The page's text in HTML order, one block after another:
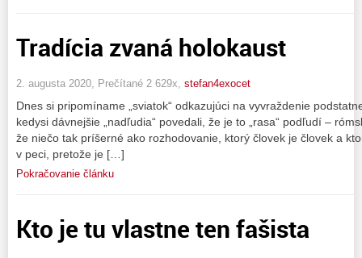
Tradícia zvaná holokaust
2. augusta 2020, Prečítané 2 629x, stefan4exocet
Dnes si pripomíname „sviatok“ odkazujúci na vyvraždenie
kedysi dávnejšie „nadľudia“ povedali, že je to „rasa“ podľudí –
že niečo tak príšerné ako rozhodovanie, ktorý človek je človek a
v peci, pretože je […]
Pokračovanie článku
Kto je tu vlastne ten fašista